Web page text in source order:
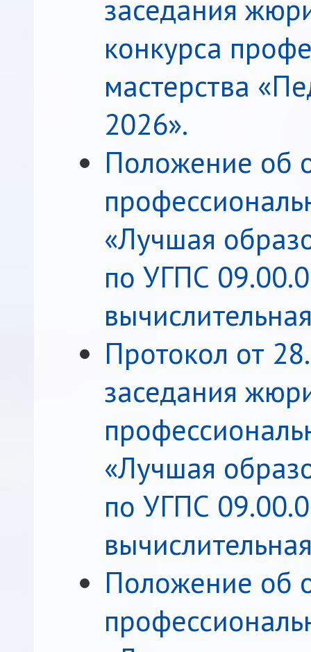
заседания
конкурса
мастерства
2026».
Положение об
«Лучшая
по УГПС
Протокол от
заседания
«Лучшая
по УГПС
Положение об